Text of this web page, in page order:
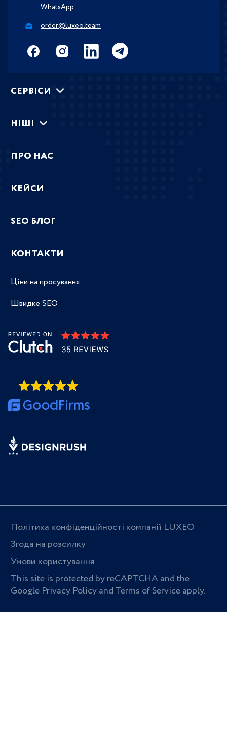
WhatsApp
order@luxeo.team
СЕРВIСИ
НIШI
ПРО НАС
КЕЙСИ
SEO БЛОГ
КОНТАКТИ
Ціни на просування
Швидке SEO
Політика конфіденційності компанії LUXEO
Згода на розсилку
Умови користування
This site is protected by reCAPTCHA and the
Google Privacy Policyand Terms of Serviceapply.